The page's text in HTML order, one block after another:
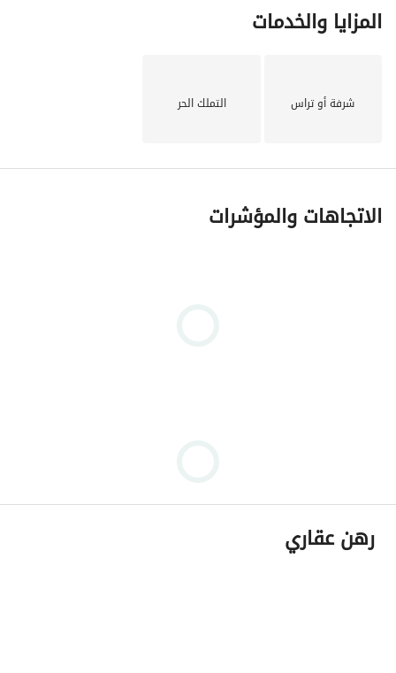
المزايا والخدمات
شرفة أو تراس التملك الحر
الاتجاهات والمؤشرات
رهن عقاري